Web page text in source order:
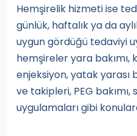
Hemşirelik hizmeti ise
günlük, haftalık ya da
uygun gördüğü tedaviyi
hemşireler yara bakımı,
enjeksiyon, yatak yarası
ve takipleri, PEG bakımı,
uygulamaları gibi